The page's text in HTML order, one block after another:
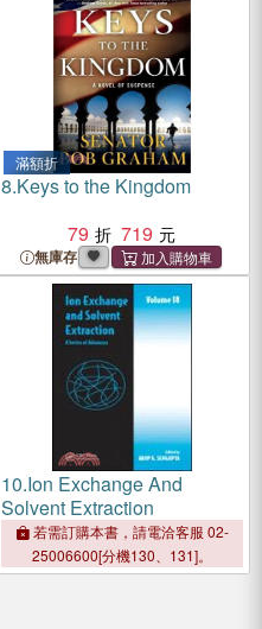
滿額折
8.Keys to the Kingdom
79
719
無庫存
10.Ion Exchange And
Solvent Extraction
若需訂購本書，請電洽客服 02-
25006600[分機130、131]。